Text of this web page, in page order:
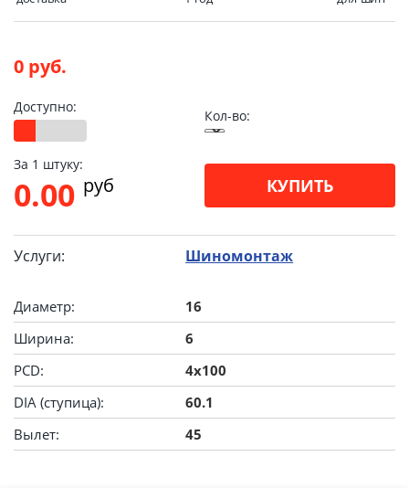
0 руб.
Доступно:
Кол-во:
За 1 штуку:
0.00 pуб КУПИТЬ
Услуги: Шиномонтаж
Диаметр:
16
Ширина:
6
PCD:
4x100
DIA (ступица):
60.1
Вылет:
45